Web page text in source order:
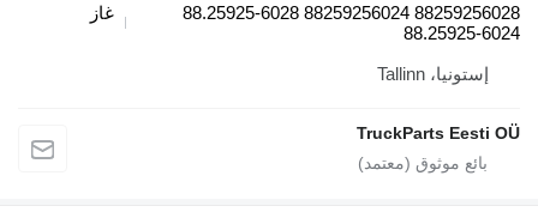
88259256028 88259256024 88.25925-6028
غاز